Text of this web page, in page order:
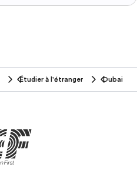
Étudier à l'étranger Dubai